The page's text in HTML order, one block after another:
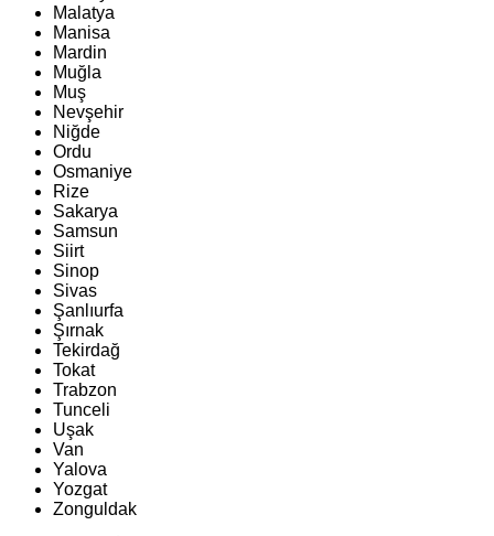
Malatya
Manisa
Mardin
Muğla
Muş
Nevşehir
Niğde
Ordu
Osmaniye
Rize
Sakarya
Samsun
Siirt
Sinop
Sivas
Şanlıurfa
Şırnak
Tekirdağ
Tokat
Trabzon
Tunceli
Uşak
Van
Yalova
Yozgat
Zonguldak